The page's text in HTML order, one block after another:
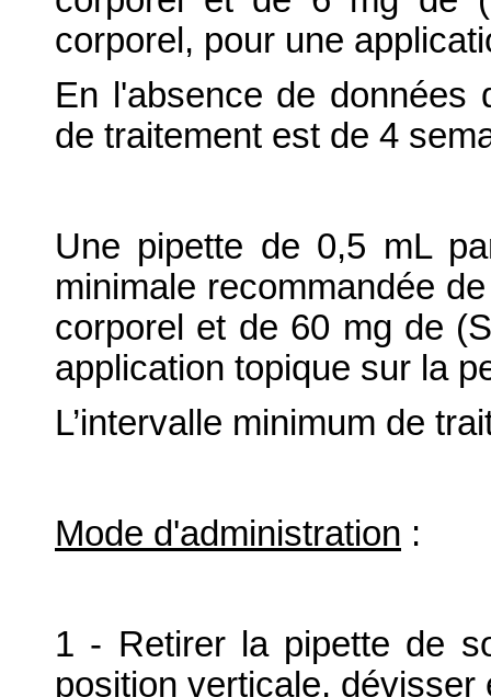
corporel, pour une
En l'absence de données
de traitement est de 4
Une pipette de 0,5 mL
minimale recommandée
corporel et de 60 mg de
application topique sur la
L’intervalle minimum de
Mode d'administration :
1 - Retirer la pipette de
position verticale,